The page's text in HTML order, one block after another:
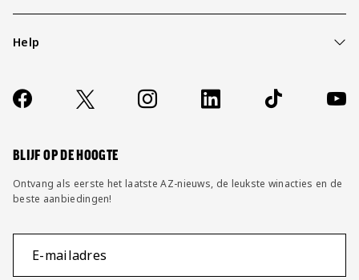
Help
Contact
FAQ
Socials
https://www.facebook.com/AZAlkmaar
X Instagram LinkedIn TikTok
BLIJF OP DE HOOGTE
Ontvang als eerste het laatste AZ-nieuws, de leukste winacties en de
beste aanbiedingen!
E-mailadres